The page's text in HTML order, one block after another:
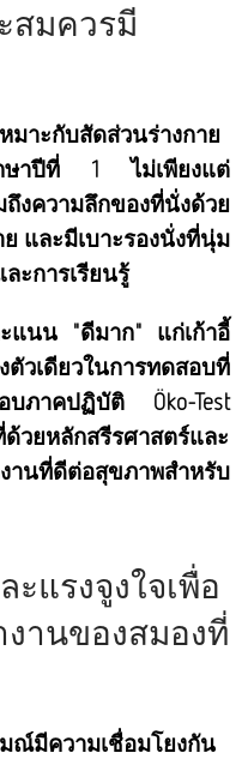
สมควรมี
มาะกับสัดส่วนร่างกาย
กษาปีที่ 1 ไม่เพียงแต่
ความลึกของที่นั่งด้วย
และมีเบาะรองนั่งที่นุ่ม
ะการเรียนรู้
ะแนน "ดีมาก" แก่เก้าอี้
ตัวเดียวในการทดสอบที่
บภาคปฏิบัติ Öko-Test
ยหลักสรีรศาสตร์และ
านที่ดีต่อสุขภาพสำหรับ
ะแรงจูงใจเพื่อ
านของสมองที่
ณ์มีความเชื่อมโยงกัน